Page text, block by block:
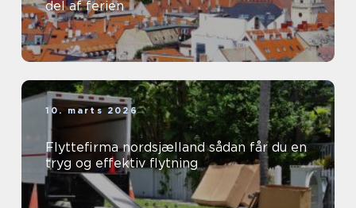
del af ferien
10. marts 2026
Flyttefirma nordsjælland sådan får du en
tryg og effektiv flytning